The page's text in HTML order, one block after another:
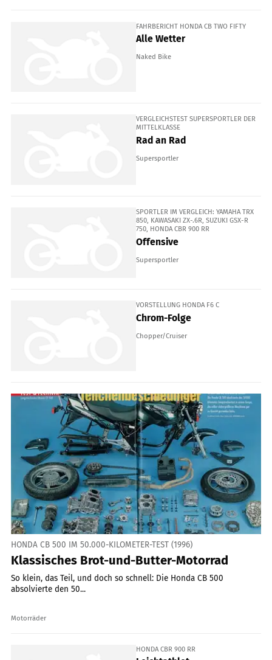
FAHRBERICHT HONDA CB TWO FIFTY
Alle Wetter
Naked Bike
VERGLEICHSTEST SUPERSPORTLER DER
MITTELKLASSE
Rad an Rad
Supersportler
SPORTLER IM VERGLEICH: YAMAHA TRX
850, KAWASAKI ZX-.6R, SUZUKI GSX-R
750, HONDA CBR 900 RR
Offensive
Supersportler
VORSTELLUNG HONDA F6 C
Chrom-Folge
Chopper/Cruiser
HONDA CB 500 IM 50.000-KILOMETER-TEST (1996)
Klassisches Brot-und-Butter-Motorrad
So klein, das Teil, und doch so schnell: Die Honda CB 500
absolvierte den 50...
Motorräder
HONDA CBR 900 RR